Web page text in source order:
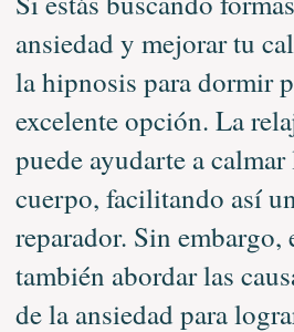
ansiedad y mejorar tu
la hipnosis para dormir
excelente opción. La
puede ayudarte a
cuerpo, facilitando así
reparador. Sin embargo,
también abordar las
de la ansiedad para